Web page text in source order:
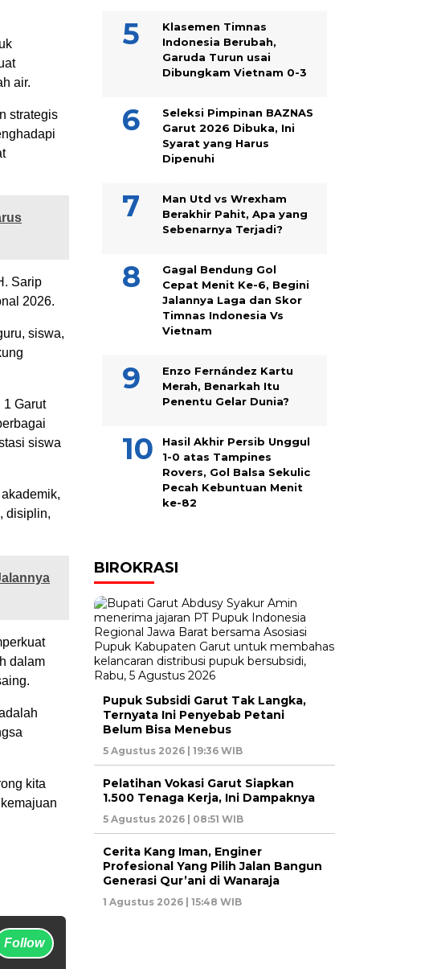
air.
strategis
Sarip
2026.
siswa,
1 Garut
siswa
disiplin,
dalam
kita
Follow
Klasemen Timnas
Indonesia Berubah,
Garuda Turun usai
Dibungkam Vietnam 0-3
Seleksi Pimpinan BAZNAS
Garut 2026 Dibuka, Ini
Syarat yang Harus
Dipenuhi
Man Utd vs Wrexham
Berakhir Pahit, Apa yang
Sebenarnya Terjadi?
Gagal Bendung Gol
Cepat Menit Ke-6, Begini
Jalannya Laga dan Skor
Timnas Indonesia Vs
Vietnam
Enzo Fernández Kartu
Merah, Benarkah Itu
Penentu Gelar Dunia?
Hasil Akhir Persib Unggul
1-0 atas Tampines
Rovers, Gol Balsa Sekulic
Pecah Kebuntuan Menit
ke-82
BIROKRASI
Pupuk Subsidi Garut Tak Langka,
Ternyata Ini Penyebab Petani
Belum Bisa Menebus
5 Agustus 2026 | 19:36 WIB
Pelatihan Vokasi Garut Siapkan
1.500 Tenaga Kerja, Ini Dampaknya
5 Agustus 2026 | 08:51 WIB
Cerita Kang Iman, Enginer
Profesional Yang Pilih Jalan Bangun
Generasi Qur’ani di Wanaraja
1 Agustus 2026 | 15:48 WIB